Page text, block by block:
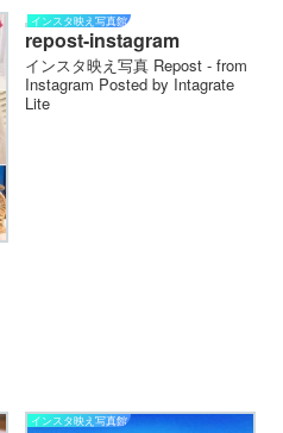
インスタ映え写真館
repost-instagram
インスタ映え写真 Repost - from
Instagram Posted by Intagrate
Lite
インスタ映え写真館